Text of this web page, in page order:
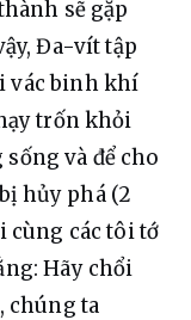
sẽ gặp
Đa-vít tập
vác binh khí
trốn khỏi
và để cho
hủy phá (2
cùng các tôi tớ
Hãy chổi
chúng ta